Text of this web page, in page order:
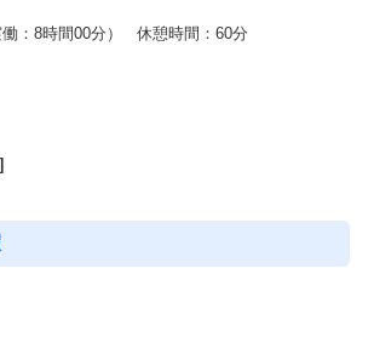
働：8時間00分） 休憩時間：60分